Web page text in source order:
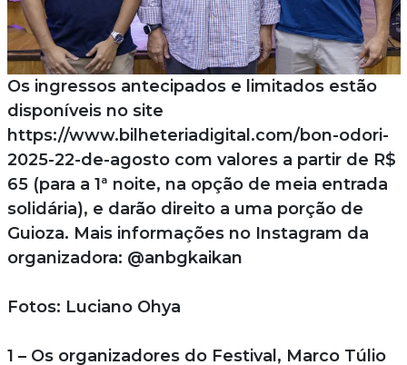
Os ingressos antecipados e limitados estão
disponíveis no site
https://www.bilheteriadigital.com/bon-odori-
2025-22-de-agosto com valores a partir de R$
65 (para a 1ª noite, na opção de meia entrada
solidária), e darão direito a uma porção de
Guioza. Mais informações no Instagram da
organizadora: @anbgkaikan
Fotos: Luciano Ohya
1 – Os organizadores do Festival, Marco Túlio